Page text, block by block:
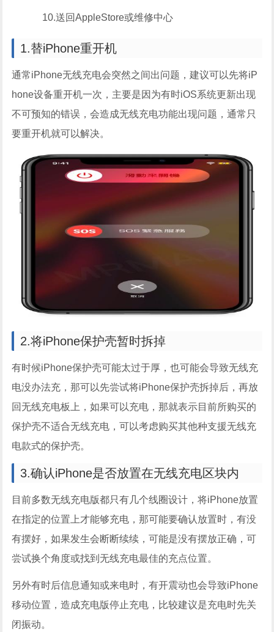
10.送回AppleStore或维修中心
1.替iPhone重开机
通常iPhone无线充电会突然之间出问题，建议可以先将iP
hone设备重开机一次，主要是因为有时iOS系统更新出现
不可预知的错误，会造成无线充电功能出现问题，通常只
要重开机就可以解决。
2.将iPhone保护壳暂时拆掉
有时候iPhone保护壳可能太过于厚，也可能会导致无线充
电没办法充，那可以先尝试将iPhone保护壳拆掉后，再放
回无线充电板上，如果可以充电，那就表示目前所购买的
保护壳不适合无线充电，可以考虑购买其他种支援无线充
电款式的保护壳。
3.确认iPhone是否放置在无线充电区块内
目前多数无线充电版都只有几个线圈设计，将iPhone放置
在指定的位置上才能够充电，那可能要确认放置时，有没
有摆好，如果发生会断断续续，可能是没有摆放正确，可
尝试换个角度或找到无线充电最佳的充点位置。
另外有时后信息通知或来电时，有开震动也会导致iPhone
移动位置，造成充电版停止充电，比较建议是充电时先关
闭振动。